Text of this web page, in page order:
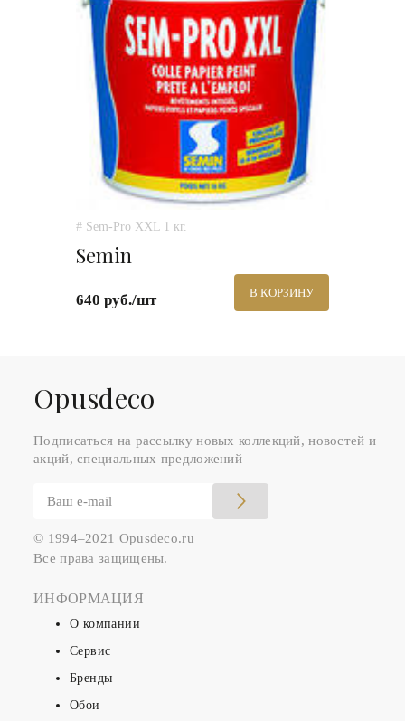
# Sem-Pro XXL 1 кг.
Semin
640 руб./шт В КОРЗИНУ
Оpusdeco
Подписаться на рассылку новых коллекций, новостей и
акций, специальных предложений
© 1994–2021 Opusdeco.ru
Все права защищены.
ИНФОРМАЦИЯ
О компании
Сервис
Бренды
Обои